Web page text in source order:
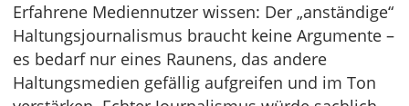
Erfahrene Mediennutzer wissen: Der „anständige“
Haltungsjournalismus braucht keine Argumente –
es bedarf nur eines Raunens, das andere
Haltungsmedien gefällig aufgreifen und im Ton